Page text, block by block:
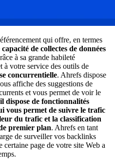
qui offre, en termes
de collectes de données
à sa grande habileté
à votre service des outils de
concurrentielle. Ahrefs dispose
affiche des suggestions de
et vous permet de voir le
il dispose de fonctionnalités
vous permet de suivre le trafic
du trafic et la classification
premier plan. Ahrefs en tant
de surveiller vos backlinks
page de votre site Web a